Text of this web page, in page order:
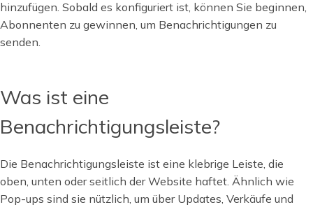
hinzufügen. Sobald es konfiguriert ist, können Sie beginnen,
Abonnenten zu gewinnen, um Benachrichtigungen zu
senden.
Was ist eine
Benachrichtigungsleiste?
Die Benachrichtigungsleiste ist eine klebrige Leiste, die
oben, unten oder seitlich der Website haftet. Ähnlich wie
Pop-ups sind sie nützlich, um über Updates, Verkäufe und